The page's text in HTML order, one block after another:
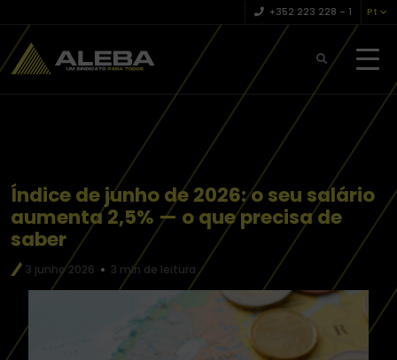
+352 223 228 – 1 Pt
Índice de junho de 2026: o seu salário
aumenta 2,5% — o que precisa de
saber
3 junho 2026 3 min de leitura